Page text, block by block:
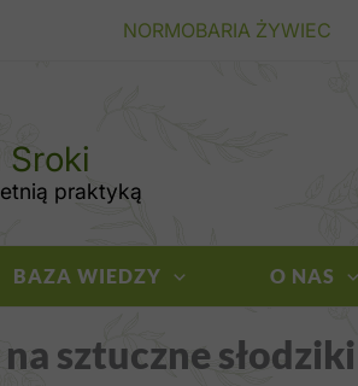
NORMOBARIA ŻYWIEC
Sroki
praktyką
BAZA WIEDZY O NAS
sztuczne słodziki